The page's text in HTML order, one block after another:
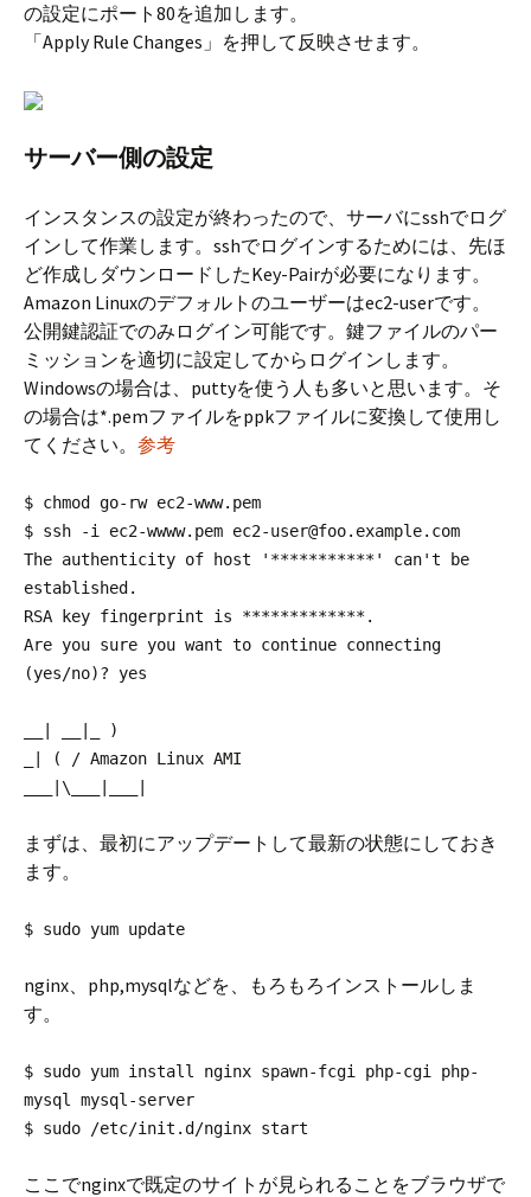
の設定にポート80を追加します。
「Apply Rule Changes」を押して反映させます。
サーバー側の設定
インスタンスの設定が終わったので、サーバにsshでログ
インして作業します。sshでログインするためには、先ほ
ど作成しダウンロードしたKey-Pairが必要になります。
Amazon Linuxのデフォルトのユーザーはec2-userです。
公開鍵認証でのみログイン可能です。鍵ファイルのパー
ミッションを適切に設定してからログインします。
Windowsの場合は、puttyを使う人も多いと思います。そ
の場合は*.pemファイルをppkファイルに変換して使用し
てください。 参考
$ chmod go-rw ec2-www.pem
$ ssh -i ec2-wwww.pem ec2-user@foo.example.com
The authenticity of host '***********' can't be
established.
RSA key fingerprint is *************.
Are you sure you want to continue connecting
(yes/no)? yes
__| __|_ )
_| ( / Amazon Linux AMI
___|\___|___|
まずは、最初にアップデートして最新の状態にしておき
ます。
$ sudo yum update
nginx、php,mysqlなどを、もろもろインストールしま
す。
$ sudo yum install nginx spawn-fcgi php-cgi php-
mysql mysql-server
$ sudo /etc/init.d/nginx start
ここでnginxで既定のサイトが見られることをブラウザで